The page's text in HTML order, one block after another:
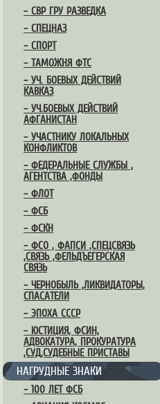
– СВР ГРУ РАЗВЕДКА
– СПЕЦНАЗ
– СПОРТ
– ТАМОЖНЯ ФТС
– УЧ. БОЕВЫХ ДЕЙСТВИЙ
КАВКАЗ
– УЧ.БОЕВЫХ ДЕЙСТВИЙ
АФГАНИСТАН
– УЧАСТНИКУ ЛОКАЛЬНЫХ
КОНФЛИКТОВ
– ФЕДЕРАЛЬНЫЕ СЛУЖБЫ ,
АГЕНТСТВА ,ФОНДЫ
– ФЛОТ
– ФСБ
– ФСКН
– ФСО , ФАПСИ ,СПЕЦСВЯЗЬ
,СВЯЗЬ ,ФЕЛЬДЪЕГЕРСКАЯ
СВЯЗЬ
– ЧЕРНОБЫЛЬ ,ЛИКВИДАТОРЫ,
СПАСАТЕЛИ
– ЭПОХА СССР
– ЮСТИЦИЯ, ФСИН,
АДВОКАТУРА, ПРОКУРАТУРА
,СУД,СУДЕБНЫЕ ПРИСТАВЫ
НАГРУДНЫЕ ЗНАКИ
– 100 ЛЕТ ФСБ